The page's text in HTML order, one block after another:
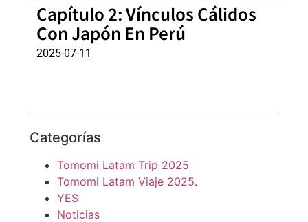
Capítulo 2: Vínculos Cálidos
Con Japón En Perú
2025-07-11
Categorías
Tomomi Latam Trip 2025
Tomomi Latam Viaje 2025.
YES
Noticias